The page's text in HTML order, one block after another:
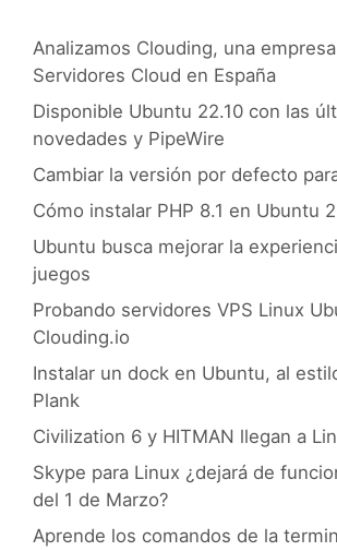
Analizamos Clouding, una
Servidores Cloud en España
Disponible Ubuntu 22.10 con las
novedades y PipeWire
Cambiar la versión por defecto
Cómo instalar PHP 8.1 en Ubuntu
Ubuntu busca mejorar la
juegos
Probando servidores VPS Linux
Clouding.io
Instalar un dock en Ubuntu, al
Plank
Civilization 6 y HITMAN llegan a
Skype para Linux ¿dejará de
del 1 de Marzo?
Aprende los comandos de la